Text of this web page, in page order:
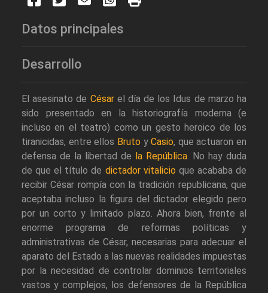
Datos principales
Desarrollo
El asesinato de Césarel día de los Idus de marzo ha
sido presentado en la historiografía moderna (e
incluso en el teatro) como un gesto heroico de los
tiranicidas, entre ellos Bruto yCasio, que actuaron en
defensa de la libertad de la República. No hay duda
de que el título de dictador vitalicio que acababa de
recibir César rompía con la tradición republicana, que
aceptaba incluso la figura del dictador elegido pero
por un corto y limitado plazo. Ahora bien, frente al
enorme programa de reformas políticas y
administrativas de César, necesarias para adecuar el
aparato del Estado a las nuevas realidades impuestas
por la necesidad de controlar dominios territoriales
vastos y complejos, los defensores de la República